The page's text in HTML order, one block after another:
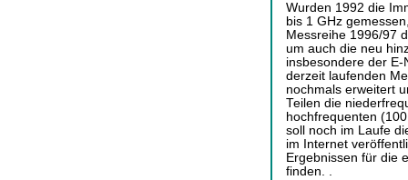
Wurden 1992 die
bis 1 GHz
Messreihe 1996/97
um auch die neu
insbesondere der
derzeit laufenden
nochmals erweitert
Teilen die
hochfrequenten
soll noch im Laufe
im Internet
Ergebnissen für die
finden. .